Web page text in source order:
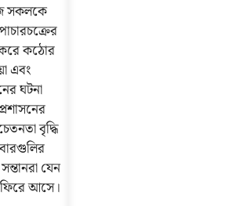
সকলকে
করে কঠোর
এবং
ঘটনা
বৃদ্ধি
যেন
আসে।